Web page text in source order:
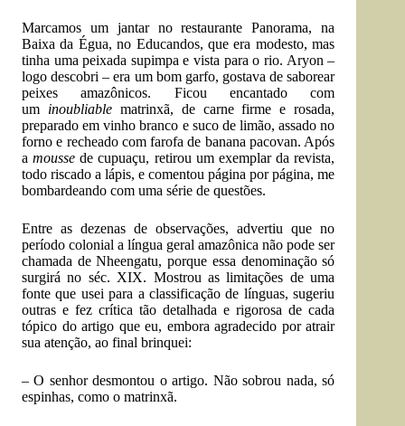
Marcamos um jantar no restaurante Panorama, na
Baixa da Égua, no Educandos, que era modesto, mas
tinha uma peixada supimpa e vista para o rio. Aryon –
logo descobri – era um bom garfo, gostava de saborear
peixes amazônicos. Ficou encantado com
um inoubliablematrinxã, de carne firme e rosada,
preparado em vinho branco e suco de limão, assado no
forno e recheado com farofa de banana pacovan. Após
amousse de cupuaçu, retirou um exemplar da revista,
todo riscado a lápis, e comentou página por página, me
bombardeando com uma série de questões.
Entre as dezenas de observações, advertiu que no
período colonial a língua geral amazônica não pode ser
chamada de Nheengatu, porque essa denominação só
surgirá no séc. XIX. Mostrou as limitações de uma
fonte que usei para a classificação de línguas, sugeriu
outras e fez crítica tão detalhada e rigorosa de cada
tópico do artigo que eu, embora agradecido por atrair
sua atenção, ao final brinquei:
– O senhor desmontou o artigo. Não sobrou nada, só
espinhas, como o matrinxã.